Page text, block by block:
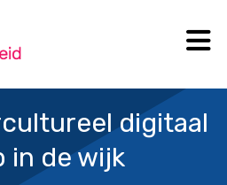
digitaal
in de wijk